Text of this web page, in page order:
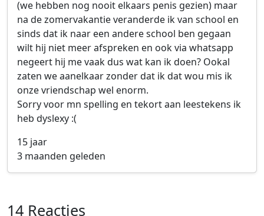
(we hebben nog nooit elkaars penis gezien) maar
na de zomervakantie veranderde ik van school en
sinds dat ik naar een andere school ben gegaan
wilt hij niet meer afspreken en ook via whatsapp
negeert hij me vaak dus wat kan ik doen? Ookal
zaten we aanelkaar zonder dat ik dat wou mis ik
onze vriendschap wel enorm.
Sorry voor mn spelling en tekort aan leestekens ik
heb dyslexy :(
15 jaar
3 maanden geleden
14 Reacties